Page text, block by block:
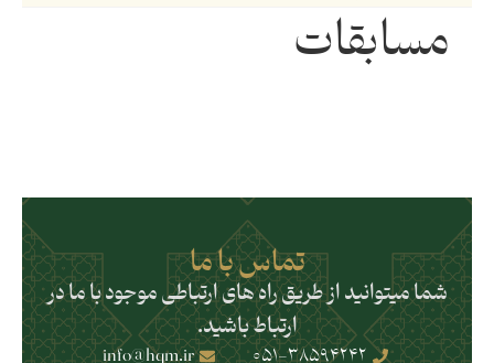
مسابقات
تماس با ما
شما میتوانید از طریق راه های ارتباطی موجود با ما در
ارتباط باشید.
051-38594242
info@hqm.ir